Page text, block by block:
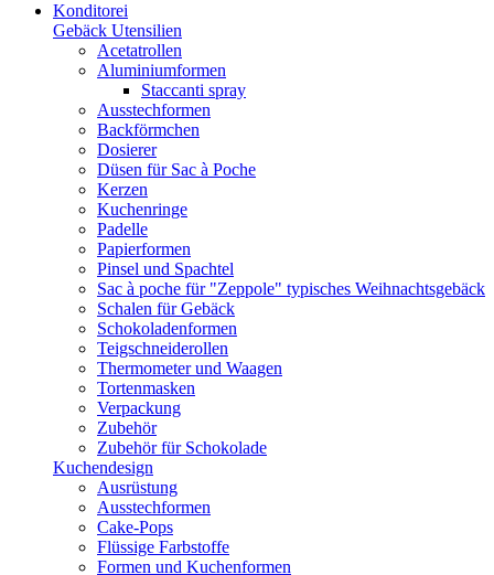
Konditorei
Gebäck Utensilien
Acetatrollen
Aluminiumformen
Staccanti spray
Ausstechformen
Backförmchen
Dosierer
Düsen für Sac à Poche
Kerzen
Kuchenringe
Padelle
Papierformen
Pinsel und Spachtel
Sac à poche für "Zeppole" typisches Weihnachtsgebäck
Schalen für Gebäck
Schokoladenformen
Teigschneiderollen
Thermometer und Waagen
Tortenmasken
Verpackung
Zubehör
Zubehör für Schokolade
Kuchendesign
Ausrüstung
Ausstechformen
Cake-Pops
Flüssige Farbstoffe
Formen und Kuchenformen